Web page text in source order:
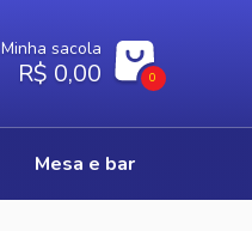
Minha sacola
R$ 0,00 0
mesa e bar